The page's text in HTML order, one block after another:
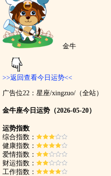
金牛
>>返回查看今日运势<<
广告位22：星座/xingzuo/（全站）
金牛座今日运势（2026-05-20）
运势指数
综合指数：
健康指数：
爱情指数：
财运指数：
工作指数：